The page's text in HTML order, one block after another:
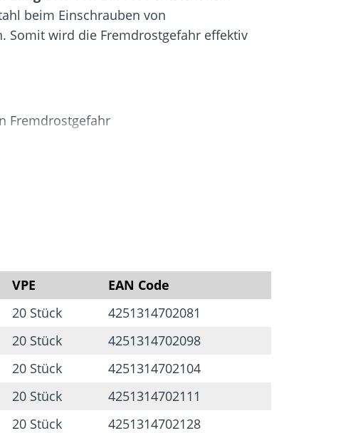
beim Einschrauben von
Somit wird die Fremdrostgefahr effektiv
Fremdrostgefahr
VPE
EAN Code
20 Stück
4251314702081
20 Stück
4251314702098
20 Stück
4251314702104
20 Stück
4251314702111
20 Stück 4251314702128